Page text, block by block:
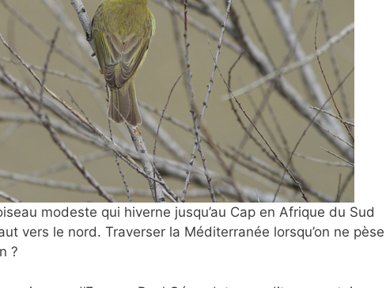
modeste qui hiverne jusqu’au Cap en Afrique du Sud
vers le nord. Traverser la Méditerranée lorsqu’on ne pèse
?